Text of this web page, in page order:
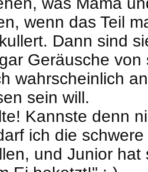
wenn das Teil
Dann sind
Geräusche
wahrscheinlich
sein will.
Kannste denn
ich die
und Junior hat